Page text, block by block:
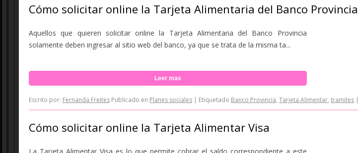
Cómo solicitar online la Tarjeta Alimentaria del Banco Provincia
Aquellos que quieren solicitar online la Tarjeta Alimentaria del Banco Provincia
solamente deben ingresar al sitio web del banco, ya que se trata de la misma ta...
Leer mas
Escrito por: Fernanda Freites Publicado en Planes sociales | Etiquetado Banco Provincia, Tarjeta Alimentar, tramites |
Cómo solicitar online la Tarjeta Alimentar Visa